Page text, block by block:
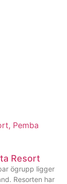
Resort
ögrupp ligger
Resorten har